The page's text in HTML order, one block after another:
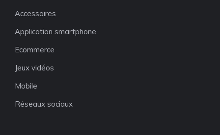
Accessoires
Application smartphone
Ecommerce
Jeux vidéos
Mobile
Réseaux sociaux